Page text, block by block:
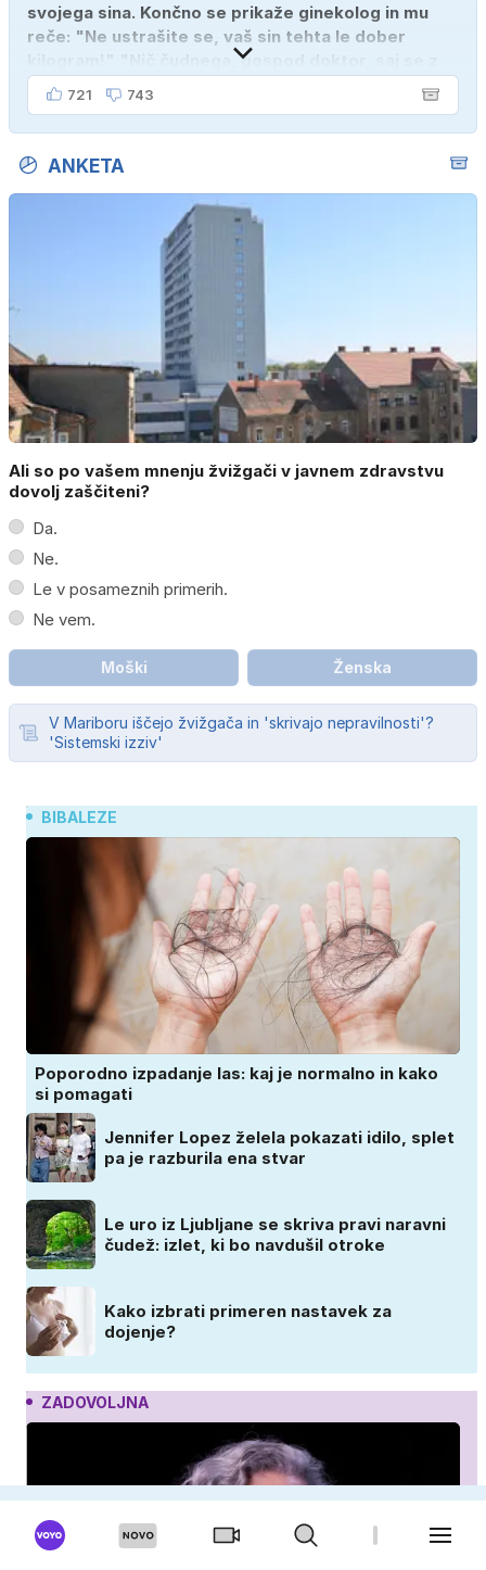
svojega sina. Končno se prikaže ginekolog in mu
reče: "Ne ustrašite se, vaš sin tehta le dober
kilogram!" "Nič čudnega, gospod doktor, saj se z
ženo poznava šele tri mesece."
721 743
ANKETA
Ali so po vašem mnenju žvižgači v javnem zdravstvu
dovolj zaščiteni?
Da.
Ne.
Le v posameznih primerih.
Ne vem.
Moški Ženska
V Mariboru iščejo žvižgača in 'skrivajo nepravilnosti'?
'Sistemski izziv'
BIBALEZE
Poporodno izpadanje las: kaj je normalno in kako
si pomagati
Jennifer Lopez želela pokazati idilo, splet
pa je razburila ena stvar
Le uro iz Ljubljane se skriva pravi naravni
čudež: izlet, ki bo navdušil otroke
Kako izbrati primeren nastavek za
dojenje?
ZADOVOLJNA